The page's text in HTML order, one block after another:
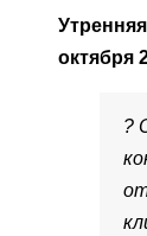
октября
?